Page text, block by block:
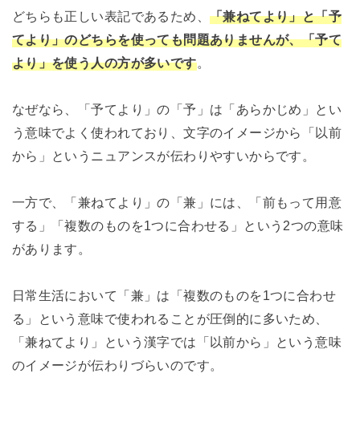
どちらも正しい表記であるため、「兼ねてより」と「予
てより」のどちらを使っても問題ありませんが、「予て
より」を使う人の方が多いです。
なぜなら、「予てより」の「予」は「あらかじめ」とい
う意味でよく使われており、文字のイメージから「以前
から」というニュアンスが伝わりやすいからです。
一方で、「兼ねてより」の「兼」には、「前もって用意
する」「複数のものを1つに合わせる」という2つの意味
があります。
日常生活において「兼」は「複数のものを1つに合わせ
る」という意味で使われることが圧倒的に多いため、
「兼ねてより」という漢字では「以前から」という意味
のイメージが伝わりづらいのです。